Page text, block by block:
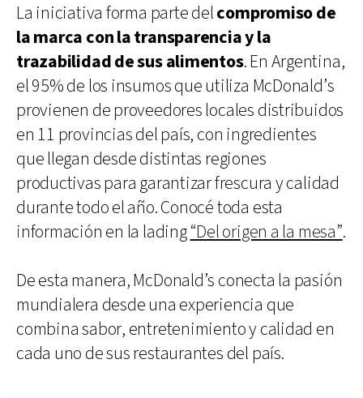
La iniciativa forma parte delcompromiso de
la marca con la transparencia y la
trazabilidad de sus alimentos. En Argentina,
el 95% de los insumos que utiliza McDonald’s
provienen de proveedores locales distribuidos
en 11 provincias del país, con ingredientes
que llegan desde distintas regiones
productivas para garantizar frescura y calidad
durante todo el año. Conocé toda esta
información en la lading“Del origen a la mesa”.
De esta manera, McDonald’s conecta la pasión
mundialera desde una experiencia que
combina sabor, entretenimiento y calidad en
cada uno de sus restaurantes del país.